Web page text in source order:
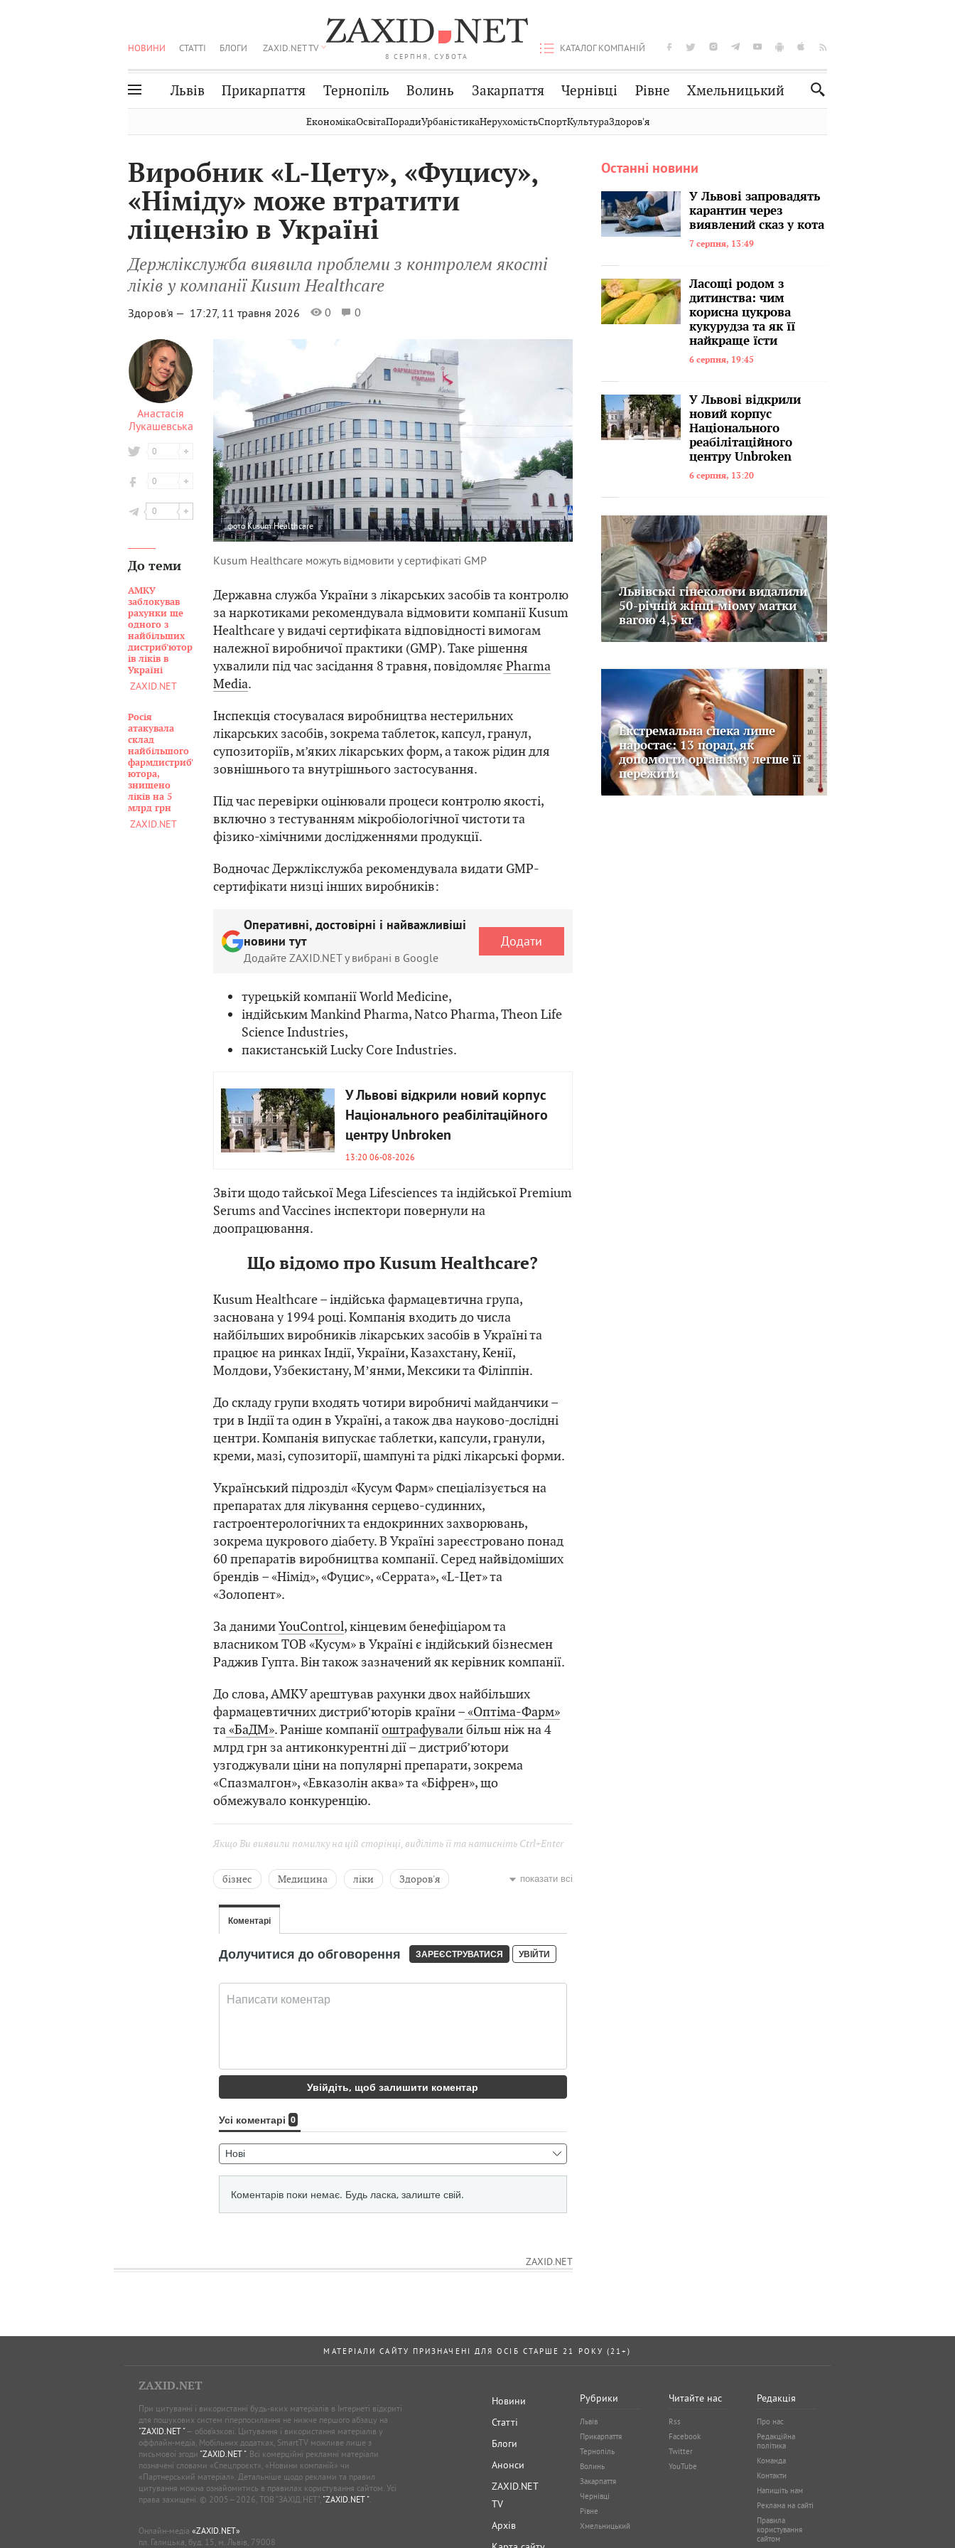
8 СЕРПНЯ, СУБОТА
НОВИНИ СТАТТІ БЛОГИ ZAXID.NET TV КАТАЛОГ КОМПАНІЙ
Львів Прикарпаття Тернопіль Волинь Закарпаття Чернівці Рівне Хмельницький
Волинь
Закарпаття
Чернівці
Стрий
Хмельницький
Публікації Авто Словко
Кіно
Спорт
Нерухомість Домашні тварини
ЕкономікаОсвітаПорадиУрбаністикаНерухомістьСпортКультураЗдоровʼя
Виробник «L-Цету», «Фуцису»,
«Німіду» може втратити
ліцензію в Україні
Держлікслужба виявила проблеми з контролем якості
ліків у компанії Kusum Healthcare
Здоров'я — 17:27, 11 травня 2026 0 0
Анастасія
Лукашевська
0
0
0
До теми
АМКУ
заблокував
рахунки ще
одного з
найбільших
дистриб'ютор
ів ліків в
Україні
ZAXID.NET
Росія
атакувала
склад
найбільшого
фармдистриб'
ютора,
знищено
ліків на 5
млрд грн
ZAXID.NET
фотоKusum Healthcare
Kusum Healthcare можуть відмовити у сертифікаті GMP
Державна служба України з лікарських засобів та контролю
за наркотиками рекомендувала відмовити компанії Kusum
Healthcare у видачі сертифіката відповідності вимогам
належної виробничої практики (GMP). Таке рішення
ухвалили під час засідання 8 травня, повідомляє Pharma
Media.
Інспекція стосувалася виробництва нестерильних
лікарських засобів, зокрема таблеток, капсул, гранул,
супозиторіїв, м’яких лікарських форм, а також рідин для
зовнішнього та внутрішнього застосування.
Під час перевірки оцінювали процеси контролю якості,
включно з тестуванням мікробіологічної чистоти та
фізико-хімічними дослідженнями продукції.
Водночас Держлікслужба рекомендувала видати GMP-
сертифікати низці інших виробників:
Оперативні, достовірні і найважливіші
новини тут
Додайте ZAXID.NET у вибрані в Google
Додати
турецькій компанії World Medicine,
індійським Mankind Pharma, Natco Pharma, Theon Life
Science Industries,
пакистанській Lucky Core Industries.
У Львові відкрили новий корпус
Національного реабілітаційного
центру Unbroken
13:20 06-08-2026
Звіти щодо тайської Mega Lifesciences та індійської Premium
Serums and Vaccines інспектори повернули на
доопрацювання.
Що відомо про Kusum Healthcare?
Kusum Healthcare – індійська фармацевтична група,
заснована у 1994 році. Компанія входить до числа
найбільших виробників лікарських засобів в Україні та
працює на ринках Індії, України, Казахстану, Кенії,
Молдови, Узбекистану, Мʼянми, Мексики та Філіппін.
До складу групи входять чотири виробничі майданчики –
три в Індії та один в Україні, а також два науково-дослідні
центри. Компанія випускає таблетки, капсули, гранули,
креми, мазі, супозиторії, шампуні та рідкі лікарські форми.
Український підрозділ «Кусум Фарм» спеціалізується на
препаратах для лікування серцево-судинних,
гастроентерологічних та ендокринних захворювань,
зокрема цукрового діабету. В Україні зареєстровано понад
60 препаратів виробництва компанії. Серед найвідоміших
брендів – «Німід», «Фуцис», «Серрата», «L-Цет» та
«Золопент».
За данимиYouControl, кінцевим бенефіціаром та
власником ТОВ «Кусум» в Україні є індійський бізнесмен
Раджив Гупта. Він також зазначений як керівник компанії.
До слова, АМКУ арештував рахунки двох найбільших
фармацевтичних дистриб’юторів країни –«Оптіма-Фарм»
та «БаДМ». Раніше компаніїоштрафувалибільш ніж на 4
млрд грн за антиконкурентні дії – дистриб’ютори
узгоджували ціни на популярні препарати, зокрема
«Спазмалгон», «Евказолін аква» та «Біфрен», що
обмежувало конкуренцію.
Якщо Ви виявили помилку на цій сторінці, виділіть її та натисніть Ctrl+Enter
бізнес Медицина ліки Здоров'я
фармацевтика
показати всі
ZAXID.NET
Останні новини
У Львові запровадять
карантин через
виявлений сказ у кота
7 серпня, 13:49
Ласощі родом з
дитинства: чим
корисна цукрова
кукурудза та як її
найкраще їсти
6 серпня, 19:45
У Львові відкрили
новий корпус
Національного
реабілітаційного
центру Unbroken
6 серпня, 13:20
Львівські гінекологи видалили
50-річній жінці міому матки
вагою 4,5 кг
Екстремальна спека лише
наростає: 13 порад, як
допомогти організму легше її
пережити
МАТЕРІАЛИ САЙТУ ПРИЗНАЧЕНІ ДЛЯ ОСІБ СТАРШЕ 21 РОКУ (21+)
ZAXID.NET
При цитуванні і використанні будь-яких матеріалів в Інтернеті відкриті
для пошукових систем гіперпосилання не нижче першого абзацу на
"ZAXID.NET "— обов’язкові. Цитування і використання матеріалів у
оффлайн-медіа, Мобільних додатках, SmartTV можливе лише з
письмової згоди "ZAXID.NET ". Всі комерційні рекламні матеріали
позначені словами «Спецпроєкт», «Новини компаній» чи
«Партнерський матеріал». Детальніше щодо реклами та правил
цитування можна ознайомитись в правилах користування сайтом. Усі
права захищені. © 2005—2026, ТОВ “ЗАХІД.НЕТ”, "ZAXID.NET ".
Онлайн-медіа «ZAXID.NET»
пл. Галицька, буд. 15, м. Львів, 79008
Новини
Статті
Блоги
Анонси
ZAXID.NET
TV
Архів
Рубрики
Львів
Прикарпаття
Тернопіль
Волинь
Закарпаття
Чернівці
Рівне
Хмельницький
Читайте нас
Rss
Facebook
Twitter
YouTube
Редакція
Про нас
Редакційна
політика
Команда
Контакти
Напишіть нам
Реклама на сайті
Правила
користування
сайтом